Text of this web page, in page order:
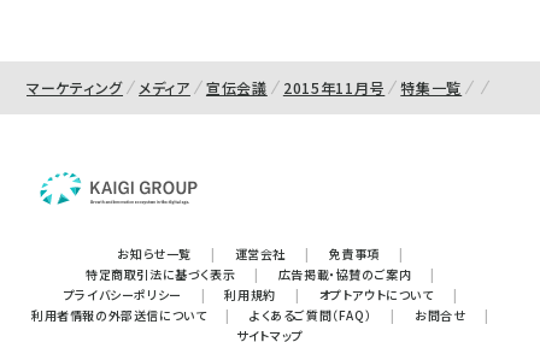
マーケティング メディア 宣伝会議 2015年11月号 特集一覧
お知らせ一覧 | 運営会社 | 免責事項
|
特定商取引法に基づく表示
| 広告掲載・協賛のご案内
|
プライバシーポリシー
| 利用規約 | オプトアウトについて
|
利用者情報の外部送信について
| よくあるご質問（FAQ） | お問合せ
|
サイトマップ